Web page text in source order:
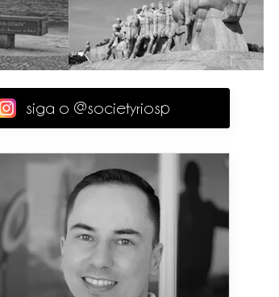
siga o @societyriosp